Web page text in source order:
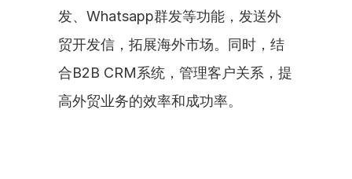
发、Whatsapp群发等功能，发送外
贸开发信，拓展海外市场。同时，结
合B2B CRM系统，管理客户关系，提
高外贸业务的效率和成功率。